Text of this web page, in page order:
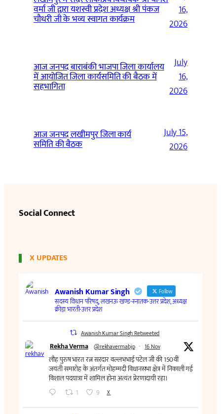
वर्मा जी द्वारा यशस्वी प्रदेश अध्यक्ष श्री पंकज
चौधरी जी के भव्य स्वागत कार्यक्रम
16,
2026
आज जनपद बाराबंकी भाजपा जिला कार्यालय
में आयोजित जिला कार्यसमिति की बैठक में
सहभागिता
July
16,
2026
आज जनपद लखीमपुर जिला कार्य
समिति की बैठक
July 15,
2026
Social Connect
X UPDATES